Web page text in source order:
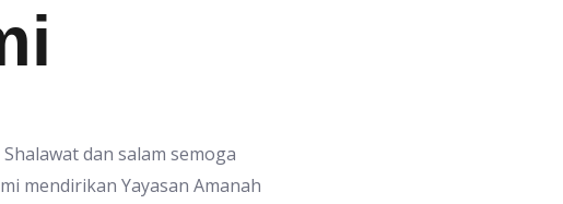
dan salam semoga
mendirikan Yayasan Amanah